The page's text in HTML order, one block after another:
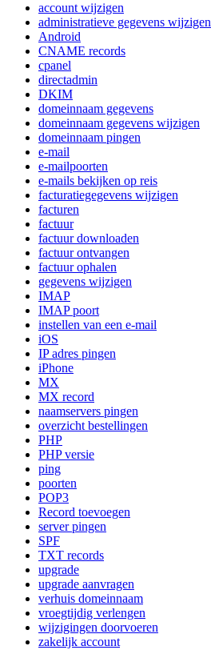
account wijzigen
administratieve gegevens wijzigen
Android
CNAME records
cpanel
directadmin
DKIM
domeinnaam gegevens
domeinnaam gegevens wijzigen
domeinnaam pingen
e-mail
e-mailpoorten
e-mails bekijken op reis
facturatiegegevens wijzigen
facturen
factuur
factuur downloaden
factuur ontvangen
factuur ophalen
gegevens wijzigen
IMAP
IMAP poort
instellen van een e-mail
iOS
IP adres pingen
iPhone
MX
MX record
naamservers pingen
overzicht bestellingen
PHP
PHP versie
ping
poorten
POP3
Record toevoegen
server pingen
SPF
TXT records
upgrade
upgrade aanvragen
verhuis domeinnaam
vroegtijdig verlengen
wijzigingen doorvoeren
zakelijk account